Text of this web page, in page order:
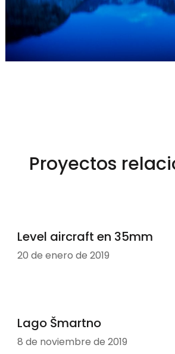
Proyectos
Level aircraft en 35mm
20 de enero de 2019
Lago Šmartno
8 de noviembre de 2019